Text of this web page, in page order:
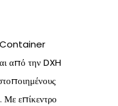
από την DXH
Με επίκεντρο